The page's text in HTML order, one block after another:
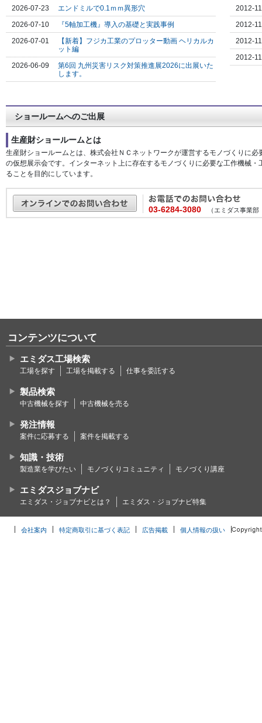
2026-07-23
エンドミルで0.1ｍｍ異形穴
2026-07-10
『5軸加工機』導入の基礎と実践事例
2026-07-01
【新着】フジカ工業のプロッター動画 ヘリカルカ
ット編
2026-06-09
第6回 九州災害リスク対策推進展2026に出展いた
します。
2012-
2012-
2012-
2012-
ショールームへのご出展
生産財ショールームとは
生産財ショールームとは、株式会社ＮＣネットワークが運営するモノづくりに
の仮想展示会です。インターネット上に存在するモノづくりに必要な工作機械
ることを目的にしています。
03-6284-3080 （エミダス事業
コンテンツについて
エミダス工場検索
工場を探す 工場を掲載する 仕事を委託する
製品検索
中古機械を探す 中古機械を売る
発注情報
案件に応募する 案件を掲載する
知識・技術
製造業を学びたい モノづくりコミュニティ モノづくり講座
エミダスジョブナビ
エミダス・ジョブナビとは？ エミダス・ジョブナビ特集
会社案内 特定商取引に基づく表記 広告掲載 個人情報の扱い